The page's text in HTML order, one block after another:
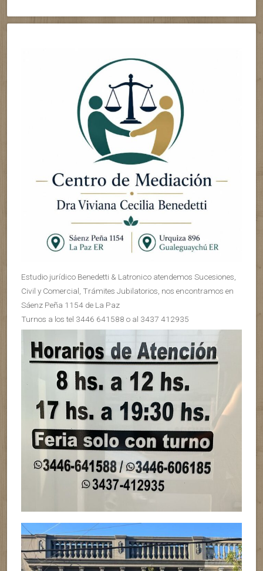
Estudio jurídico Benedetti & Latronico atendemos Sucesiones,
Civil y Comercial, Trámites Jubilatorios, nos encontramos en
Sáenz Peña 1154 de La Paz
Turnos a los tel 3446 641588 o al 3437 412935